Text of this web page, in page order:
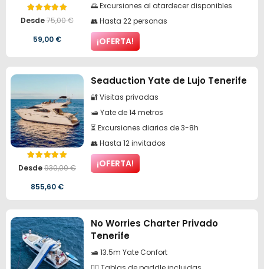
Valorado con
Desde75,00€
El
original
era:
75,00 €.
59,00 €El
actual
es:
59,00 €.
🌅 Excursiones al atardecer disponibles
👥 Hasta 22 personas
¡OFERTA!
Valorado con 5.00de 5
Desde930,00€
El
original
era:
930,00 €.
855,60 €El
actual
es:
855,60 €.
Seaduction Yate de Lujo Tenerife
🔐 Visitas privadas
🛥️ Yate de 14 metros
⏳ Excursiones diarias de 3-8h
👥 Hasta 12 invitados
¡OFERTA!
No Worries Charter Privado
Tenerife
🛥️ 13.5m Yate Confort